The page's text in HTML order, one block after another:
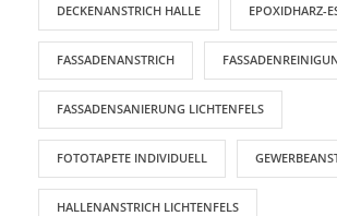
DECKENANSTRICH HALLE EPOXIDHARZ-
FASSADENANSTRICH
FASSADENSANIERUNG LICHTENFELS
FOTOTAPETE INDIVIDUELL
HALLENANSTRICH LICHTENFELS